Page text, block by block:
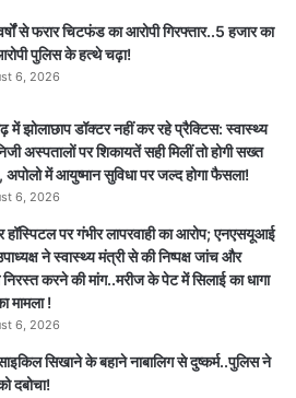
से फरार चिटफंड का आरोपी गिरफ्तार..5 हजार का
पुलिस के हत्थे चढ़ा!
6, 2026
में झोलाछाप डॉक्टर नहीं कर रहे प्रैक्टिस: स्वास्थ्य
अस्पतालों पर शिकायतें सही मिलीं तो होगी सख्त
अपोलो में आयुष्मान सुविधा पर जल्द होगा फैसला!
6, 2026
हॉस्पिटल पर गंभीर लापरवाही का आरोप; एनएसयूआई
ने स्वास्थ्य मंत्री से की निष्पक्ष जांच और
करने की मांग..मरीज के पेट में सिलाई का धागा
मामला !
6, 2026
सिखाने के बहाने नाबालिग से दुष्कर्म..पुलिस ने
दबोचा!